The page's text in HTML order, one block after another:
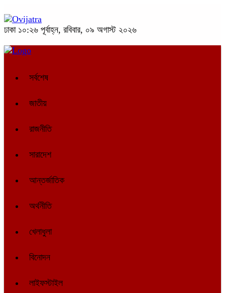
ঢাকা ১০:২৬ পূর্বাহ্ন, রবিবার, ০৯ অগাস্ট ২০২৬
সর্বশেষ
জাতীয়
রাজনীতি
সারাদেশ
আন্তর্জাতিক
অর্থনীতি
খেলাধুলা
বিনোদন
লাইফস্টাইল